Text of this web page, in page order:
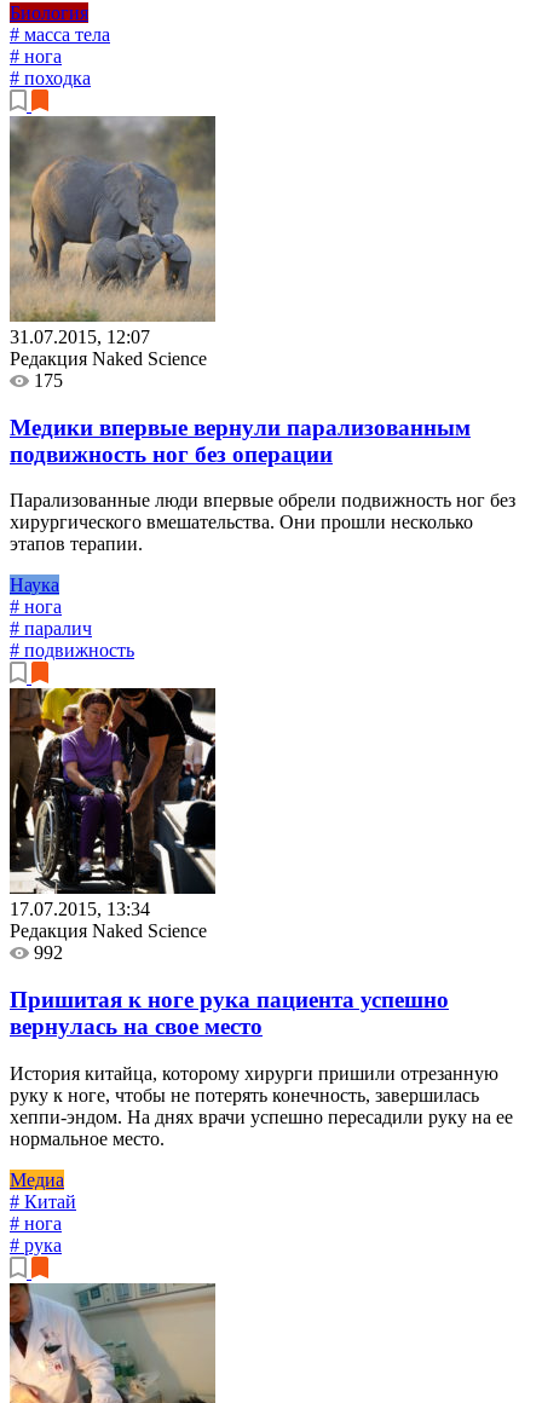
Биология
# масса тела
# нога
# походка
31.07.2015, 12:07
Редакция Naked Science
175
Медики впервые вернули парализованным
подвижность ног без операции
Парализованные люди впервые обрели подвижность ног без
хирургического вмешательства. Они прошли несколько
этапов терапии.
Наука
# нога
# паралич
# подвижность
17.07.2015, 13:34
Редакция Naked Science
992
Пришитая к ноге рука пациента успешно
вернулась на свое место
История китайца, которому хирурги пришили отрезанную
руку к ноге, чтобы не потерять конечность, завершилась
хеппи-эндом. На днях врачи успешно пересадили руку на ее
нормальное место.
Медиа
# Китай
# нога
# рука